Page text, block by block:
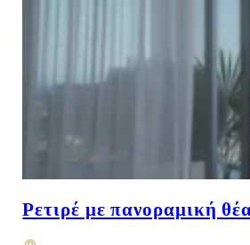
Ρετιρέ με πανοραμική